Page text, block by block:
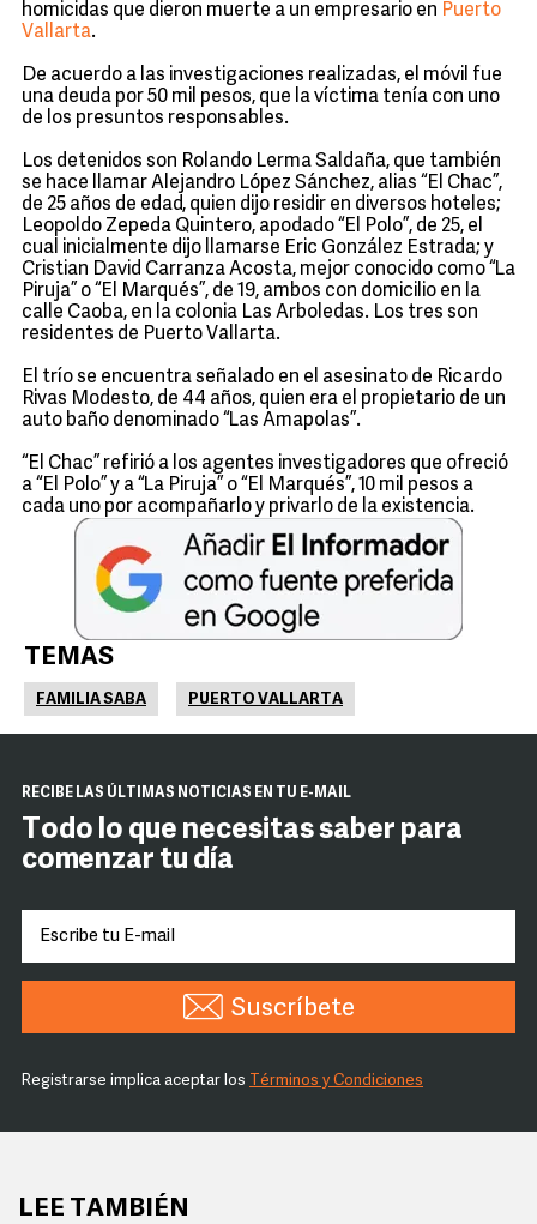
homicidas que dieron muerte a un empresario en Puerto
Vallarta.
De acuerdo a las investigaciones realizadas, el móvil fue
una deuda por 50 mil pesos, que la víctima tenía con uno
de los presuntos responsables.
Los detenidos son Rolando Lerma Saldaña, que también
se hace llamar Alejandro López Sánchez, alias “El Chac”,
de 25 años de edad, quien dijo residir en diversos hoteles;
Leopoldo Zepeda Quintero, apodado “El Polo”, de 25, el
cual inicialmente dijo llamarse Eric González Estrada; y
Cristian David Carranza Acosta, mejor conocido como “La
Piruja” o “El Marqués”, de 19, ambos con domicilio en la
calle Caoba, en la colonia Las Arboledas. Los tres son
residentes de Puerto Vallarta.
El trío se encuentra señalado en el asesinato de Ricardo
Rivas Modesto, de 44 años, quien era el propietario de un
auto baño denominado “Las Amapolas”.
“El Chac” refirió a los agentes investigadores que ofreció
a “El Polo” y a “La Piruja” o “El Marqués”, 10 mil pesos a
cada uno por acompañarlo y privarlo de la existencia.
TEMAS
FAMILIA SABA PUERTO VALLARTA
RECIBE LAS ÚLTIMAS NOTICIAS EN TU E-MAIL
Todo lo que necesitas saber para
comenzar tu día
Suscríbete
Registrarse implica aceptar los Términos y Condiciones
LEE TAMBIÉN